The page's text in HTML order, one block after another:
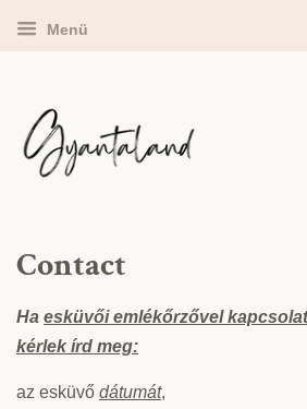
Menü
Contact
Ha esküvői emlékőrzővel
kérlek írd meg:
az esküvő dátumát,